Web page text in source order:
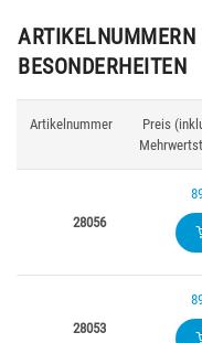
ARTIKELNUMMERN
BESONDERHEITEN
Artikelnummer
Preis
28056
28053